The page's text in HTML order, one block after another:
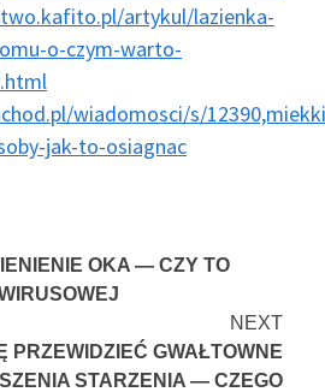
artykul/lazienka-
o-czym-warto-
wiadomosci/s/
jak-to-osiagnac
OKA — CZY TO
NEXT
PRZEWIDZIEĆ GWAŁTOWNE
STARZENIA — CZEGO